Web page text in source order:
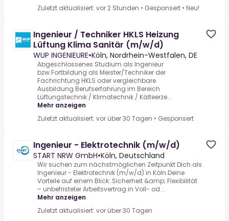
Zuletzt aktualisiert: vor 2 Stunden • Gesponsert • Neu!
Ingenieur / Techniker HKLS Heizung
Lüftung Klima Sanitär (m/w/d)
WUP INGENIEURE•Köln, Nordrhein-Westfalen, DE
Abgeschlossenes Studium als Ingenieur
bzw.Fortbildung als Meister/Techniker der
Fachrichtung HKLS oder vergleichbare
Ausbildung.Berufserfahrung im Bereich
Lüftungstechnik / Klimatechnik / Kälteerze...
Mehr anzeigen
Zuletzt aktualisiert: vor über 30 Tagen • Gesponsert
Ingenieur - Elektrotechnik (m/w/d)
START NRW GmbH•Köln, Deutschland
Wir suchen zum nächstmöglichen Zeitpunkt Dich als
Ingenieur - Elektrotechnik (m/w/d) in Köln.Deine
Vorteile auf einem Blick:.Sicherheit &amp; Flexibilität
– unbefristeter Arbeitsvertrag in Voll- od...
Mehr anzeigen
Zuletzt aktualisiert: vor über 30 Tagen